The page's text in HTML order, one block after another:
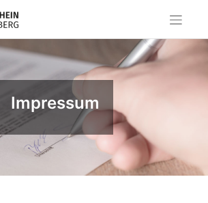
Impressum